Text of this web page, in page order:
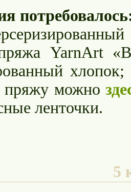
YarnArt
пряжу можно
ленточки.
5